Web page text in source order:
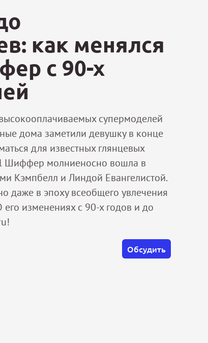
как менялся
с 90-х
супермоделей
дома заметили девушку в конце
для известных глянцевых
Шиффер молниеносно вошла в
Кэмпбелл и Линдой Евангелистой.
даже в эпоху всеобщего увлечения
изменениях с 90-х годов и до
Обсудить